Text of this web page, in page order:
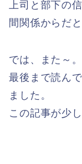
上司と部下の
間関係からだ
では、また～。
最後まで読ん
ました。
この記事が少